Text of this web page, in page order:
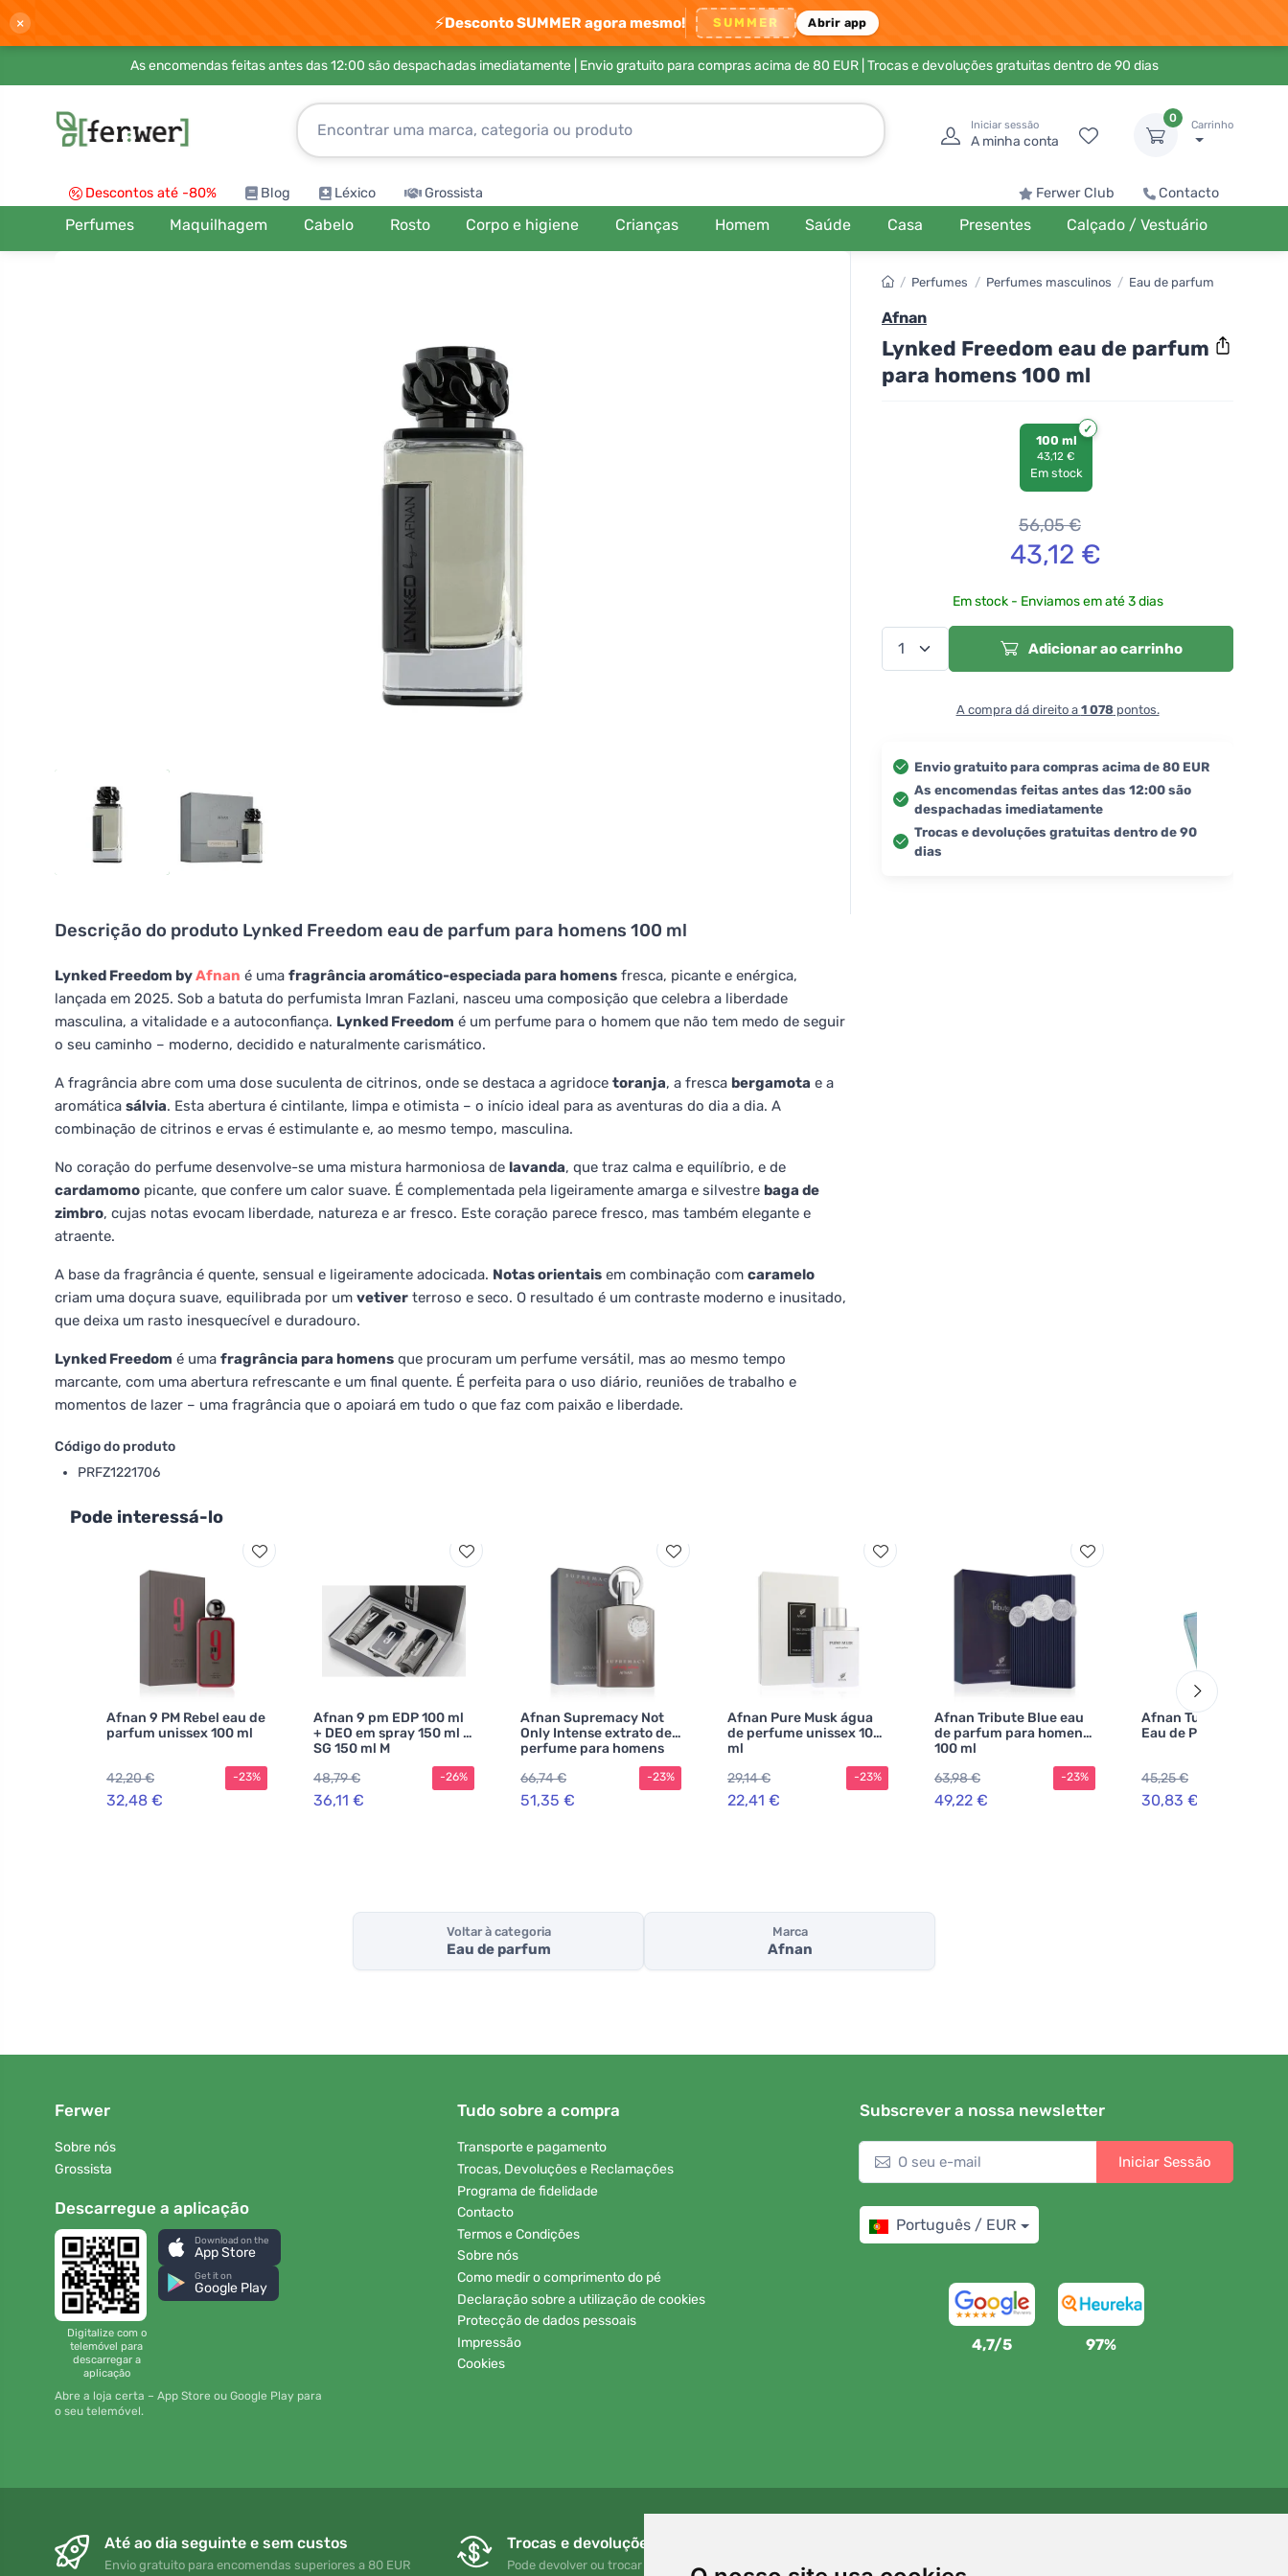
× ⚡Desconto SUMMER agora mesmo! SUMMER Abrir app
As encomendas feitas antes das 12:00 são despachadas imediatamente | Envio gratuito para compras acima de 80 EUR| Trocas e devoluções gratuitas dentro de 90 dias
Iniciar sessão
A minha conta
0
Carrinho
Descontos até -80% Blog Léxico Grossista Ferwer Club Contacto
Perfumes Maquilhagem Cabelo Rosto Corpo e higiene Crianças Homem Saúde Casa Presentes Calçado / Vestuário
Descrição do produto Lynked Freedom eau de parfum para homens 100 ml
Lynked Freedom byAfnan é uma fragrância aromático-especiada para homens fresca, picante e enérgica,
lançada em 2025. Sob a batuta do perfumista Imran Fazlani, nasceu uma composição que celebra a liberdade
masculina, a vitalidade e a autoconfiança. Lynked Freedom é um perfume para o homem que não tem medo de seguir
o seu caminho – moderno, decidido e naturalmente carismático.
A fragrância abre com uma dose suculenta de citrinos, onde se destaca a agridoce toranja, a fresca bergamota e a
aromática sálvia. Esta abertura é cintilante, limpa e otimista – o início ideal para as aventuras do dia a dia. A
combinação de citrinos e ervas é estimulante e, ao mesmo tempo, masculina.
No coração do perfume desenvolve-se uma mistura harmoniosa de lavanda, que traz calma e equilíbrio, e de
cardamomo picante, que confere um calor suave. É complementada pela ligeiramente amarga e silvestre baga de
zimbro, cujas notas evocam liberdade, natureza e ar fresco. Este coração parece fresco, mas também elegante e
atraente.
A base da fragrância é quente, sensual e ligeiramente adocicada. Notas orientais em combinação com caramelo
criam uma doçura suave, equilibrada por um vetiver terroso e seco. O resultado é um contraste moderno e inusitado,
que deixa um rasto inesquecível e duradouro.
Lynked Freedom é uma fragrância para homens que procuram um perfume versátil, mas ao mesmo tempo
marcante, com uma abertura refrescante e um final quente. É perfeita para o uso diário, reuniões de trabalho e
momentos de lazer – uma fragrância que o apoiará em tudo o que faz com paixão e liberdade.
Código do produto
PRFZ1221706
/ Perfumes / Perfumes masculinos / Eau de parfum
Afnan
Lynked Freedom eau de parfum
para homens 100 ml
100 ml
43,12 €
Em stock
56,05€
43,12 €
Em stock - Enviamos em até 3 dias
Adicionar ao carrinho
A compra dá direito a 1 078pontos.
Envio gratuito para compras acima de 80 EUR
As encomendas feitas antes das 12:00 são
despachadas imediatamente
Trocas e devoluções gratuitas dentro de 90
dias
Pode interessá-lo
Afnan 9 PM Rebel eau de
parfum unissex 100 ml
42,20 €
32,48 €
-23%
Afnan 9 pm EDP 100 ml
+ DEO em spray 150 ml +
SG 150 ml M
48,79 €
36,11 €
-26%
Afnan Supremacy Not
Only Intense extrato de
perfume para homens
66,74 €
51,35 €
-23%
Afnan Pure Musk água
de perfume unissex 100
ml
29,14 €
22,41 €
-23%
Afnan Tribute Blue eau
de parfum para homens
100 ml
63,98 €
49,22 €
-23%
Afnan Turathi Electric
Eau de Parfum
45,25 €
30,83 €
Voltar à categoria
Eau de parfum
Marca
Afnan
Ferwer
Sobre nós
Grossista
Descarregue a aplicação
Digitalize com o
telemóvel para
descarregar a
aplicação
Download on the
App Store
Get it on
Google Play
Abre a loja certa – App Store ou Google Play para
o seu telemóvel.
Tudo sobre a compra
Transporte e pagamento
Trocas, Devoluções e Reclamações
Programa de fidelidade
Contacto
Termos e Condições
Sobre nós
Como medir o comprimento do pé
Declaração sobre a utilização de cookies
Protecção de dados pessoais
Impressão
Cookies
Subscrever a nossa newsletter
Iniciar Sessão
Português / EUR
4,7/5 97%
Até ao dia seguinte e sem custos
Envio gratuito para encomendas superiores a 80 EUR
Trocas e devoluções gratuitas
Pode devolver ou trocar a sua encomenda em qualquer Para cada encomenda plantamos uma árvore! Leia mais